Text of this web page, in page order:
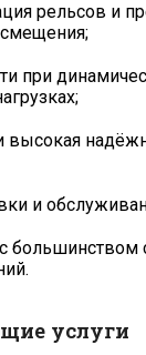
рельсов и
при
высокая
и
услуги